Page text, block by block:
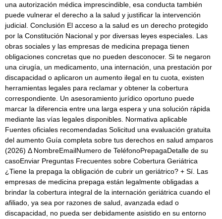
una autorización médica imprescindible, esa conducta también
puede vulnerar el derecho a la salud y justificar la intervención
judicial. Conclusión El acceso a la salud es un derecho protegido
por la Constitución Nacional y por diversas leyes especiales. Las
obras sociales y las empresas de medicina prepaga tienen
obligaciones concretas que no pueden desconocer. Si te negaron
una cirugía, un medicamento, una internación, una prestación por
discapacidad o aplicaron un aumento ilegal en tu cuota, existen
herramientas legales para reclamar y obtener la cobertura
correspondiente. Un asesoramiento jurídico oportuno puede
marcar la diferencia entre una larga espera y una solución rápida
mediante las vías legales disponibles. Normativa aplicable
Fuentes oficiales recomendadas Solicitud una evaluación gratuita
del aumento Guía completa sobre tus derechos en salud amparos
(2026) Δ NombreEmailNumero de TeléfonoPrepagaDetalle de su
casoEnviar Preguntas Frecuentes sobre Cobertura Geriátrica
¿Tiene la prepaga la obligación de cubrir un geriátrico? + Sí. Las
empresas de medicina prepaga están legalmente obligadas a
brindar la cobertura integral de la internación geriátrica cuando el
afiliado, ya sea por razones de salud, avanzada edad o
discapacidad, no pueda ser debidamente asistido en su entorno